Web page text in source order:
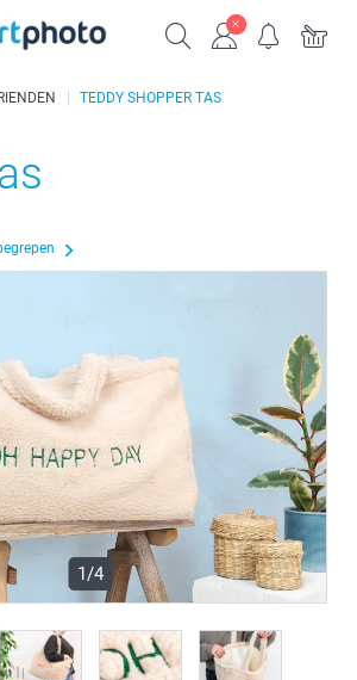
TEDDY SHOPPER TAS
1/4